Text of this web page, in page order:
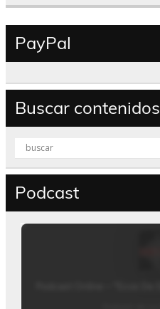
PayPal
Buscar contenidos
Podcast